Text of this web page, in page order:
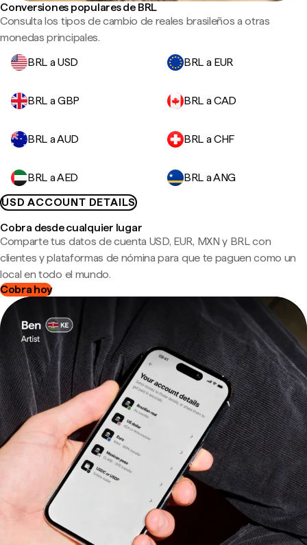
Conversiones populares de BRL
Consulta los tipos de cambio de reales brasileños a otras
monedas principales.
BRL a USD
BRL a EUR
BRL a GBP BRL a CAD
BRL a AUD BRL a CHF
BRL a AED
BRL a ANG
USD ACCOUNT DETAILS
Cobra desde cualquier lugar
Comparte tus datos de cuenta USD, EUR, MXN y BRL con
clientes y plataformas de nómina para que te paguen como un
local en todo el mundo.
Cobra hoy